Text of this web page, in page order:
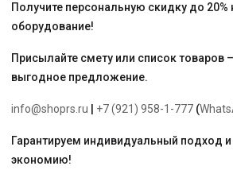
"PRO
AQUA"
Получите персональную скидку до
оборудование!
Присылайте смету или список товаров
выгодное предложение.
info@shoprs.ru +7 (921) 958-1-777 (
Гарантируем индивидуальный подход
экономию!